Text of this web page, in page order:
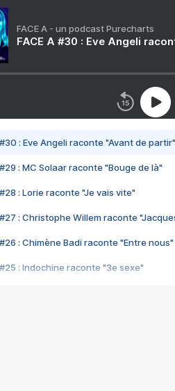
FACE A - un podcast Purecharts
FACE A #30 : Eve Angeli
#30 : Eve Angeli raconte "Avant de partir"
#29 : MC Solaar raconte "Bouge de là"
#28 : Lorie raconte "Je vais vite"
#27 : Christophe Willem raconte
#26 : Chimène Badi raconte "Entre nous"
#25 : Indochine raconte "3e sexe"